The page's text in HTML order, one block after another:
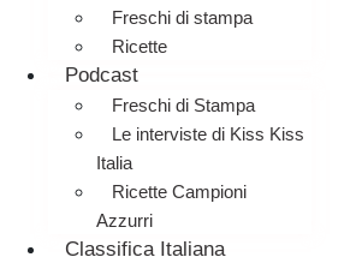
Freschi di stampa
Ricette
Podcast
Freschi di Stampa
Le interviste di Kiss Kiss
Italia
Ricette Campioni
Azzurri
Classifica Italiana